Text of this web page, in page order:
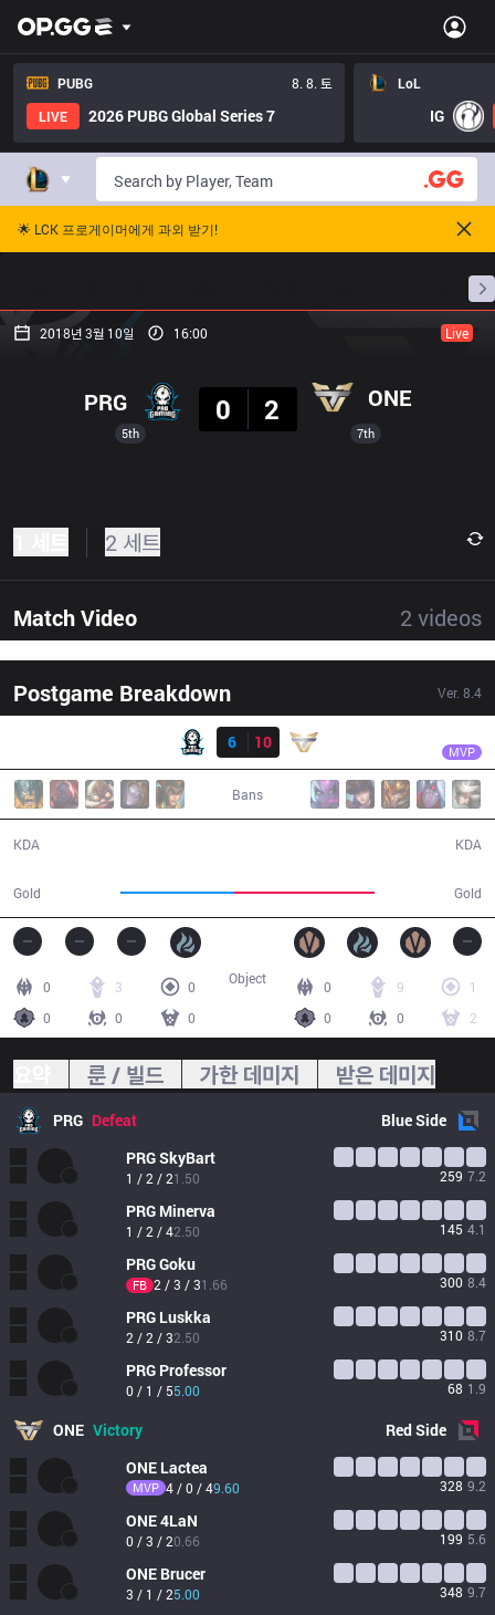
PUBG
8. 8. 토
LIVE
2026 PUBG Global Series 7
LoL
IG
🌟 LCK 프로게이머에게 과외 받기!
프로빌
2018년 3월 10일 16:00 Live
5th
PRG
0
2 ONE
7th
2 세트
Match Video 2 videos
Postgame Breakdown Ver. 8.4
6
10 MVP
Bans
KDA
Gold Gold
KDA
0 3
0
0
0 0
0 9
1
0
0 2
Object
룬 / 빌드 가한 데미지 받은 데미지
PRG Defeat BlueSide
PRGSkyBart
1 / 2 / 21.50 259 7.2
PRG Minerva
1 / 2 / 42.50 145 4.1
PRGGoku
FB 2 / 3 / 31.66 300 8.4
PRG Luskka
2 / 2 / 32.50 310 8.7
PRG Professor
0 / 1 / 55.00 68 1.9
ONE Victory RedSide
ONE Lactea
MVP 4 / 0 / 49.60 328 9.2
ONE4LaN
0 / 3 / 20.66 199 5.6
ONE Brucer
3 / 1 / 25.00 348 9.7